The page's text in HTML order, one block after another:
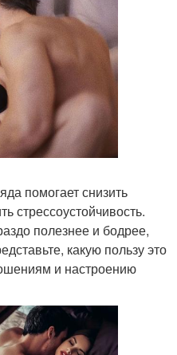
помогает снизить
стрессоустойчивость.
полезнее и бодрее,
какую пользу это
и настроению